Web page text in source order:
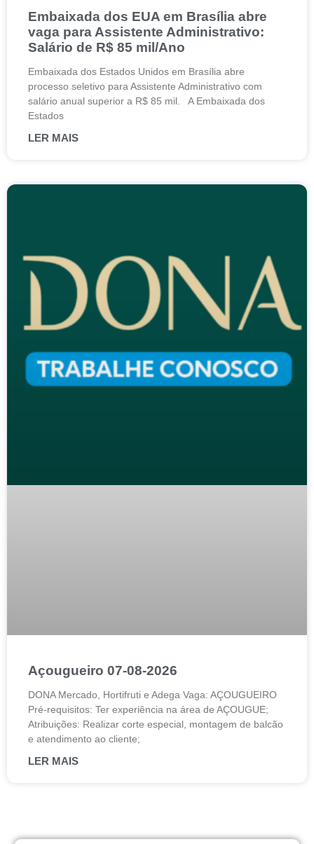
Embaixada dos EUA em Brasília abre
vaga para Assistente Administrativo:
Salário de R$ 85 mil/Ano
Embaixada dos Estados Unidos em Brasília abre
processo seletivo para Assistente Administrativo com
salário anual superior a R$ 85 mil. A Embaixada dos
Estados
LER MAIS
Açougueiro 07-08-2026
DONA Mercado, Hortifruti e Adega Vaga: AÇOUGUEIRO
Pré-requisitos: Ter experiência na área de AÇOUGUE;
Atribuições: Realizar corte especial, montagem de balcão
e atendimento ao cliente;
LER MAIS